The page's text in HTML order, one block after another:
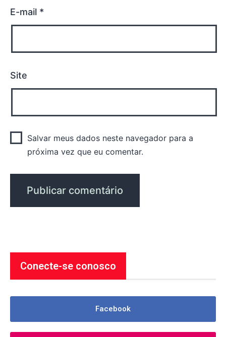
E-mail *
Site
Salvar meus dados neste navegador para a
próxima vez que eu comentar.
Conecte-se conosco
Facebook